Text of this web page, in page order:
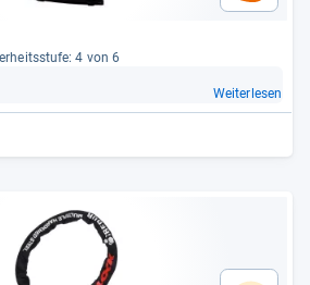
4 von 6
Weiterlesen